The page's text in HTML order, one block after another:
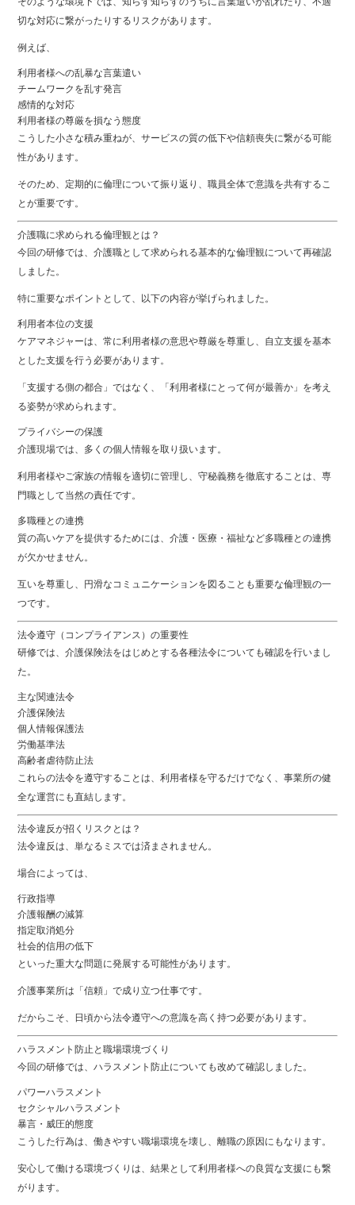
切な対応に繋がったりするリスクがあります。
例えば、
利用者様への乱暴な言葉遣い
チームワークを乱す発言
感情的な対応
利用者様の尊厳を損なう態度
こうした小さな積み重ねが、サービスの質の低下や信頼喪失に繋がる可能
性があります。
そのため、定期的に倫理について振り返り、職員全体で意識を共有するこ
とが重要です。
介護職に求められる倫理観とは？
今回の研修では、介護職として求められる基本的な倫理観について再確認
しました。
特に重要なポイントとして、以下の内容が挙げられました。
利用者本位の支援
ケアマネジャーは、常に利用者様の意思や尊厳を尊重し、自立支援を基本
とした支援を行う必要があります。
「支援する側の都合」ではなく、「利用者様にとって何が最善か」を考え
る姿勢が求められます。
プライバシーの保護
介護現場では、多くの個人情報を取り扱います。
利用者様やご家族の情報を適切に管理し、守秘義務を徹底することは、専
門職として当然の責任です。
多職種との連携
質の高いケアを提供するためには、介護・医療・福祉など多職種との連携
が欠かせません。
互いを尊重し、円滑なコミュニケーションを図ることも重要な倫理観の一
つです。
法令遵守（コンプライアンス）の重要性
研修では、介護保険法をはじめとする各種法令についても確認を行いまし
た。
主な関連法令
介護保険法
個人情報保護法
労働基準法
高齢者虐待防止法
これらの法令を遵守することは、利用者様を守るだけでなく、事業所の健
全な運営にも直結します。
法令違反が招くリスクとは？
法令違反は、単なるミスでは済まされません。
場合によっては、
行政指導
介護報酬の減算
指定取消処分
社会的信用の低下
といった重大な問題に発展する可能性があります。
介護事業所は「信頼」で成り立つ仕事です。
だからこそ、日頃から法令遵守への意識を高く持つ必要があります。
ハラスメント防止と職場環境づくり
今回の研修では、ハラスメント防止についても改めて確認しました。
パワーハラスメント
セクシャルハラスメント
暴言・威圧的態度
こうした行為は、働きやすい職場環境を壊し、離職の原因にもなります。
安心して働ける環境づくりは、結果として利用者様への良質な支援にも繋
がります。